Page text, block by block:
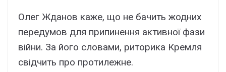
Олег Жданов каже, що не бачить жодних
передумов для припинення активної фази
війни. За його словами, риторика Кремля
свідчить про протилежне.